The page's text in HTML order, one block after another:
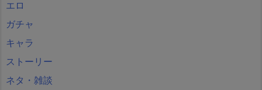
エロ
ガチャ
キャラ
ストーリー
ネタ・雑談